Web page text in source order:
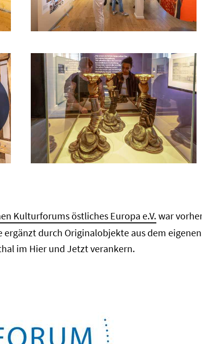
Kulturforums östliches Europa e.V. war
durch Originalobjekte aus dem
im Hier und Jetzt verankern.